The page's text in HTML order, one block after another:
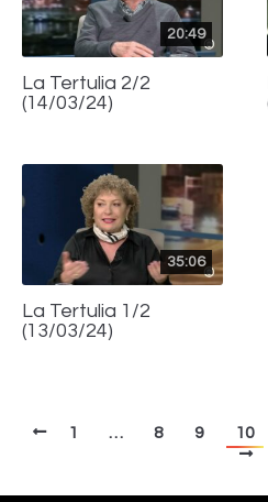
20:49
La Tertulia 2/2
(14/03/24)
35:06
La Tertulia 1/2
(13/03/24)
1 … 8 9 10